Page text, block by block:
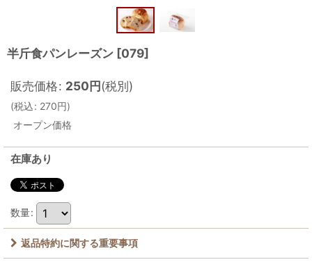
半斤食パンレーズン [079]
販売価格: 250円(税別)
(税込: 270円)
オープン価格
在庫あり
数量:
返品特約に関する重要事項